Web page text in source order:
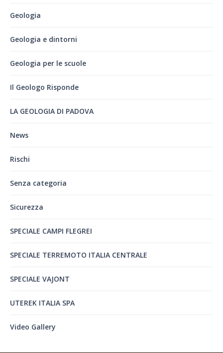
Geologia
Geologia e dintorni
Geologia per le scuole
Il Geologo Risponde
LA GEOLOGIA DI PADOVA
News
Rischi
Senza categoria
Sicurezza
SPECIALE CAMPI FLEGREI
SPECIALE TERREMOTO ITALIA CENTRALE
SPECIALE VAJONT
UTEREK ITALIA SPA
Video Gallery